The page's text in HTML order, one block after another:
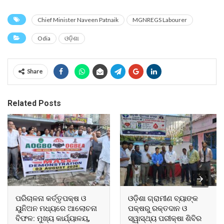
Chief Minister Naveen Patnaik MGNREGS Labourer
Odia ଓଡ଼ିଶା
Share
Related Posts
ପରିଚାଳନା କର୍ତ୍ତୃପକ୍ଷ ଓ
ୟୁନିଅନ ମଧ୍ୟରେ ଆଲୋଚନା
ବିଫଳ: ମୁଖ୍ୟ କାର୍ଯ୍ୟାଳୟ,
ଓଡ଼ିଶା ଗ୍ରାମୀଣ ବ୍ୟାଙ୍କ
ପକ୍ଷରୁ ରକ୍ତଦାନ ଓ
ସ୍ୱାସ୍ଥ୍ୟ ପରୀକ୍ଷା ଶିବିର